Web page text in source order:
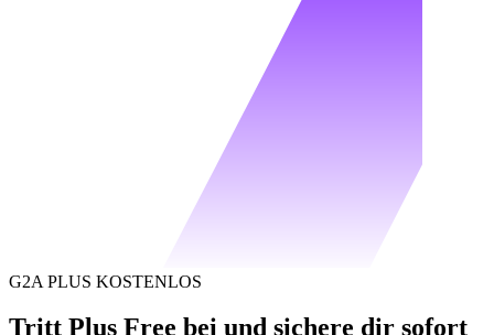
G2A PLUS KOSTENLOS
Tritt Plus Free bei und sichere dir sofort